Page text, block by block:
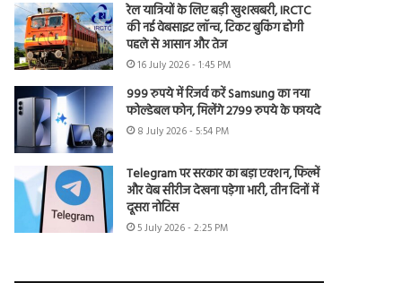
रेल यात्रियों के लिए बड़ी खुशखबरी, IRCTC
की नई वेबसाइट लॉन्च, टिकट बुकिंग होगी
पहले से आसान और तेज
16 July 2026 - 1:45 PM
999 रुपये में रिजर्व करें Samsung का नया
फोल्डेबल फोन, मिलेंगे 2799 रुपये के फायदे
8 July 2026 - 5:54 PM
Telegram पर सरकार का बड़ा एक्शन, फिल्में
और वेब सीरीज देखना पड़ेगा भारी, तीन दिनों में
दूसरा नोटिस
5 July 2026 - 2:25 PM